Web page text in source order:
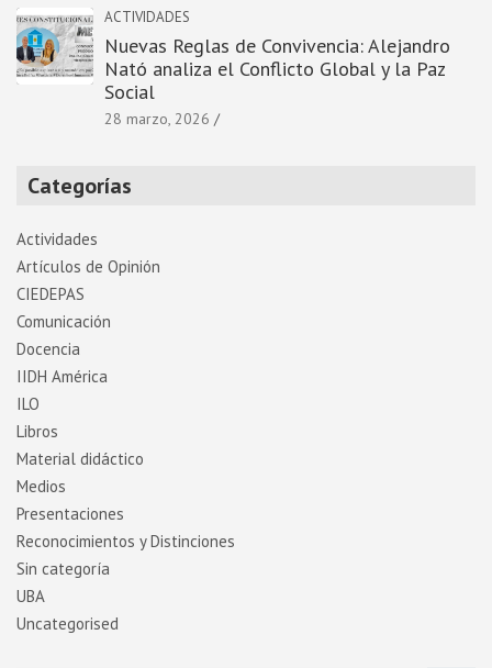
ACTIVIDADES
Nuevas Reglas de Convivencia: Alejandro
Nató analiza el Conflicto Global y la Paz
Social
28 marzo, 2026
Categorías
Actividades
Artí­culos de Opinión
CIEDEPAS
Comunicación
Docencia
IIDH América
ILO
Libros
Material didáctico
Medios
Presentaciones
Reconocimientos y Distinciones
Sin categoría
UBA
Uncategorised